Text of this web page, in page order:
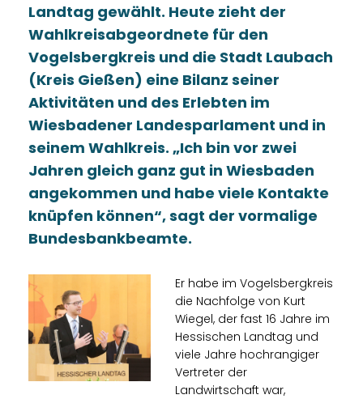
Landtag gewählt. Heute zieht der
Wahlkreisabgeordnete für den
Vogelsbergkreis und die Stadt Laubach
(Kreis Gießen) eine Bilanz seiner
Aktivitäten und des Erlebten im
Wiesbadener Landesparlament und in
seinem Wahlkreis. „Ich bin vor zwei
Jahren gleich ganz gut in Wiesbaden
angekommen und habe viele Kontakte
knüpfen können“, sagt der vormalige
Bundesbankbeamte.
Er habe im Vogelsbergkreis
die Nachfolge von Kurt
Wiegel, der fast 16 Jahre im
Hessischen Landtag und
viele Jahre hochrangiger
Vertreter der
Landwirtschaft war,